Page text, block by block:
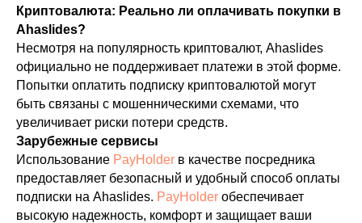
Криптовалюта: Реально ли оплачивать покупки в
Ahaslides?
Несмотря на популярность криптовалют, Ahaslides
официально не поддерживает платежи в этой форме.
Попытки оплатить подписку криптовалютой могут
быть связаны с мошенническими схемами, что
увеличивает риски потери средств.
Зарубежные сервисы
Использование PayHolder в качестве посредника
предоставляет безопасный и удобный способ оплаты
подписки на Ahaslides. PayHolder обеспечивает
высокую надежность, комфорт и защищает ваши